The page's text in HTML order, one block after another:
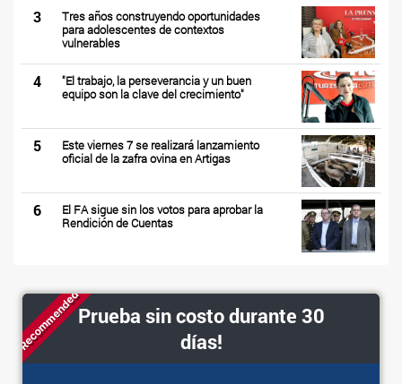
3
Tres años construyendo oportunidades
para adolescentes de contextos
vulnerables
4
"El trabajo, la perseverancia y un buen
equipo son la clave del crecimiento"
5
Este viernes 7 se realizará lanzamiento
oficial de la zafra ovina en Artigas
6
El FA sigue sin los votos para aprobar la
Rendición de Cuentas
RecommendedPrueba sin costo durante 30
días!